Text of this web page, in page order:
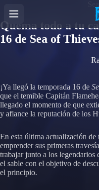
Quema todo a tu
16 de Sea of
¡Ya llegó la temporada 16 de
que el temible Capitán
llegado el momento de que
y afiance la reputación de los
En esta última actualización
emprender sus primeras
trabajar junto a los legendarios
el sable con el objetivo de
el principio.